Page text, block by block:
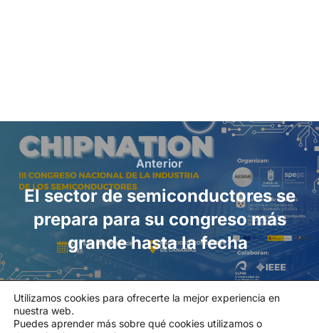
Anterior
El sector de semiconductores se
prepara para su congreso más
grande hasta la fecha
Política de privacidad
Política de cookies| Aviso legal |Canal de denuncias
Utilizamos cookies para ofrecerte la mejor experiencia en
nuestra web.
Puedes aprender más sobre qué cookies utilizamos o